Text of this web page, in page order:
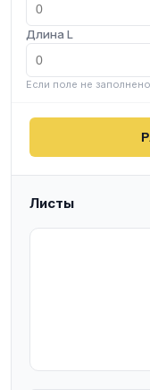
Длина L
Если поле не
Листы